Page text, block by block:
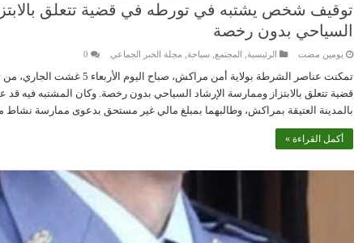
توقيف شخص يشتبه في تورطه في قضية تتعلق
السياحي بدون رخصة
‏يومين مضت الرئيسية المجتمع سياحة مجلة الخبر الجماعي 0
تمكنت عناصر الشرطة بولاية أمن
قضية تتعلق بالابتزاز وممارسة الإرشاد السياحي بدون رخصة. وكان المشتبه فيه قد
بالمدينة العتيقة بمراكش، وطالبهما بمبلغ مالي غير مستحق بدعوى ممارسة نشاط
أكمل القراءة »